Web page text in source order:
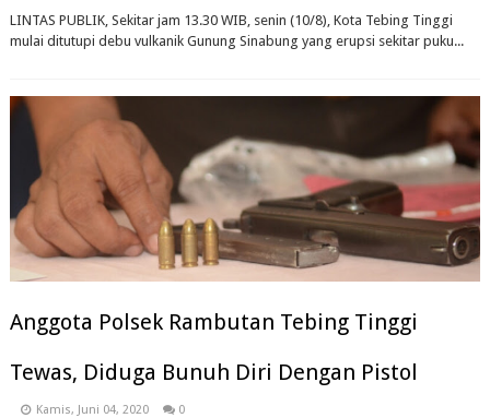
LINTAS PUBLIK, Sekitar jam 13.30 WIB, senin (10/8), Kota Tebing Tinggi
mulai ditutupi debu vulkanik Gunung Sinabung yang erupsi sekitar puku...
Anggota Polsek Rambutan Tebing Tinggi
Tewas, Diduga Bunuh Diri Dengan Pistol
Kamis, Juni 04, 2020 0